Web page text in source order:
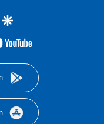
twittergoogle
youtube-